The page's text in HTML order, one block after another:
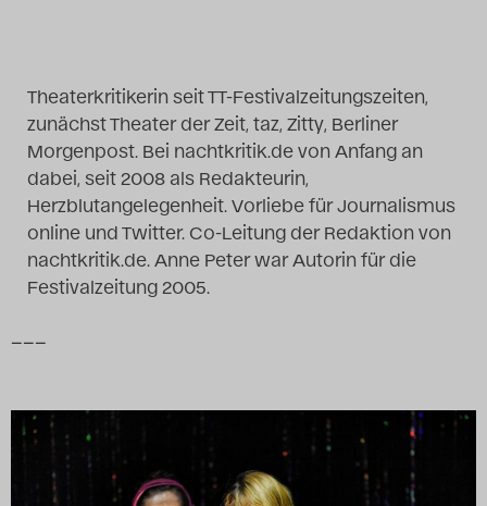
2014
Das Theatertreffen-Blog
2015
Das Theatertreffen-Blog
2016
Das Theatertreffen-Blog
Das Theatertreffen-Blog
2018
Theaterkritikerin seit TT-Festivalzeitungszeiten,
zunächst Theater der Zeit, taz, Zitty, Berliner
Morgenpost. Bei nachtkritik.de von Anfang an
dabei, seit 2008 als Redakteurin,
Herzblutangelegenheit. Vorliebe für Journalismus
online und Twitter. Co-Leitung der Redaktion von
nachtkritik.de. Anne Peter war Autorin für die
Festivalzeitung 2005.
–––